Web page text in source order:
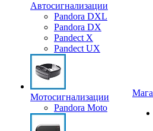
Автосигнализации
Pandora DXL
Pandora DX
Pandect X
Pandect UX
Мотосигнализации
Pandora Moto